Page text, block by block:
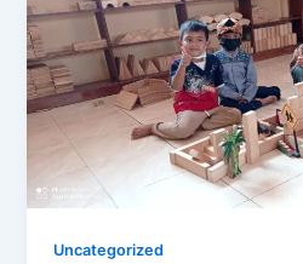
Uncategorized